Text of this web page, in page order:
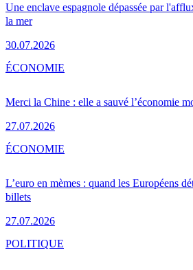
Une enclave espagnole dépassée par
la mer
30.07.2026
Merci la Chine : elle a sauvé l’économie
27.07.2026
ÉCONOMIE
L’euro en mèmes : quand les Européens
billets
27.07.2026
ÉCONOMIE
POLITIQUE